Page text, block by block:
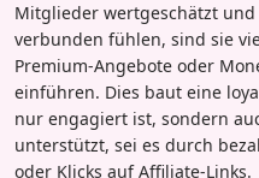
Mitglieder wertgeschätzt
verbunden fühlen, sind sie
Premium-Angebote oder
einführen. Dies baut eine
nur engagiert ist, sondern
unterstützt, sei es durch
oder Klicks auf Affiliate-Links.